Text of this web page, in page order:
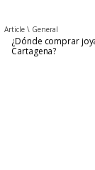
Article \ General
¿Dónde comprar
Cartagena?